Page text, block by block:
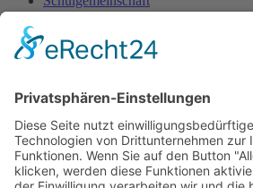
Schulsozialarbeit
Sani-Dienst
World Robot Olympiad (WRO)
GemüseAckerdemie
Schüler-Band
Grundschul-Chor
Catering-AG